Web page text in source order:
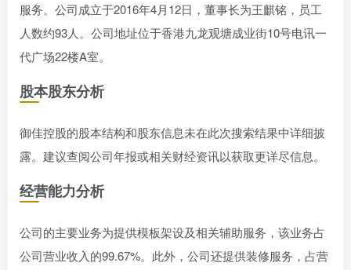
服务。公司成立于2016年4月12日，董事长为王麒铭，员工
人数约93人。公司地址位于香港九龙观塘成业街10号电讯一
代广场22楼A室。
股本股东分析
御佳控股的股本结构和股东信息未在此次搜索结果中详细披
露。建议查阅公司年报或相关财经资讯以获取更详尽信息。
经营能力分析
公司的主要业务为提供模板架设及相关辅助服务，该业务占
公司营业收入的99.67%。此外，公司还提供装修服务，占营